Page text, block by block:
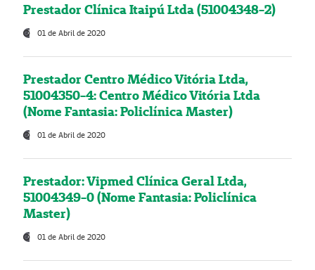
Prestador Clínica Itaipú Ltda (51004348-2)
01 de Abril de 2020
Prestador Centro Médico Vitória Ltda,
51004350-4: Centro Médico Vitória Ltda
(Nome Fantasia: Policlínica Master)
01 de Abril de 2020
Prestador: Vipmed Clínica Geral Ltda,
51004349-0 (Nome Fantasia: Policlínica
Master)
01 de Abril de 2020